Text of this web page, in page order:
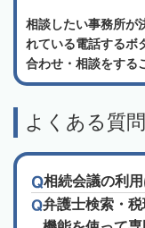
相談したい事務所が
れている電話するボ
合わせ・相談をする
よくある質問
相続会議の利
弁護士検索・